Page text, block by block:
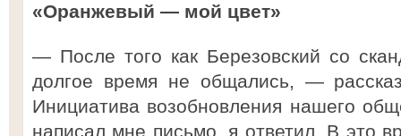
«Оранжевый — мой цвет»
— После того как Березовский со
долгое время не общались, —
Инициатива возобновления нашего
написал мне письмо, я ответил. В это